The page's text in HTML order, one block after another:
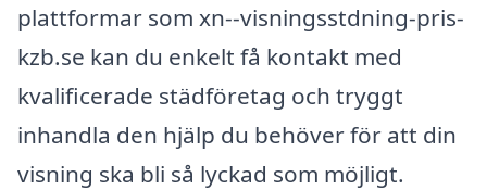
plattformar som xn--visningsstdning-pris-
kzb.se kan du enkelt få kontakt med
kvalificerade städföretag och tryggt
inhandla den hjälp du behöver för att din
visning ska bli så lyckad som möjligt.